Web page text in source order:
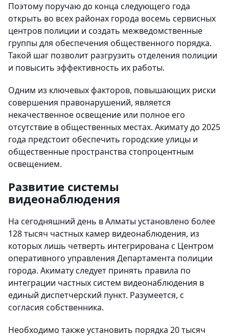
Поэтому поручаю до конца следующего года
открыть во всех районах города восемь сервисных
центров полиции и создать межведомственные
группы для обеспечения общественного порядка.
Такой шаг позволит разгрузить отделения полиции
и повысить эффективность их работы.
Одним из ключевых факторов, повышающих риски
совершения правонарушений, является
некачественное освещение или полное его
отсутствие в общественных местах. Акимату до 2025
года предстоит обеспечить городские улицы и
общественные пространства стопроцентным
освещением.
Развитие системы
видеонаблюдения
На сегодняшний день в Алматы установлено более
128 тысяч частных камер видеонаблюдения, из
которых лишь четверть интегрирована с Центром
оперативного управления Департамента полиции
города. Акимату следует принять правила по
интеграции частных систем видеонаблюдения в
единый диспетчерский пункт. Разумеется, с
согласия собственника.
Необходимо также установить порядка 20 тысяч